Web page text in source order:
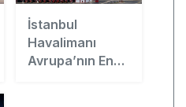
İstanbul
Havalimanı
Avrupa’nın En